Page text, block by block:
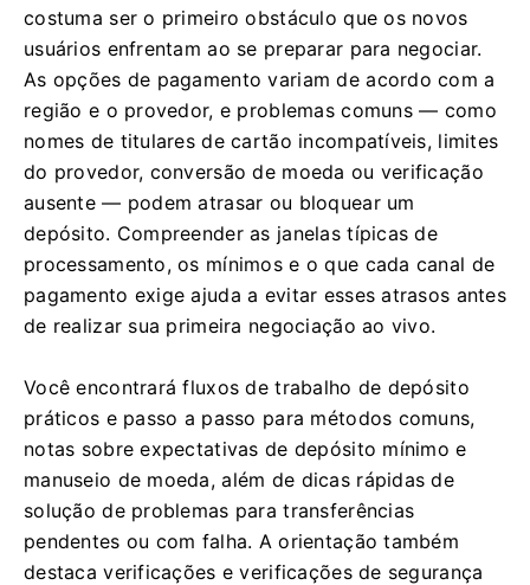
costuma ser o primeiro obstáculo que os novos
usuários enfrentam ao se preparar para negociar.
As opções de pagamento variam de acordo com a
região e o provedor, e problemas comuns — como
nomes de titulares de cartão incompatíveis, limites
do provedor, conversão de moeda ou verificação
ausente — podem atrasar ou bloquear um
depósito. Compreender as janelas típicas de
processamento, os mínimos e o que cada canal de
pagamento exige ajuda a evitar esses atrasos antes
de realizar sua primeira negociação ao vivo.
Você encontrará fluxos de trabalho de depósito
práticos e passo a passo para métodos comuns,
notas sobre expectativas de depósito mínimo e
manuseio de moeda, além de dicas rápidas de
solução de problemas para transferências
pendentes ou com falha. A orientação também
destaca verificações e verificações de segurança